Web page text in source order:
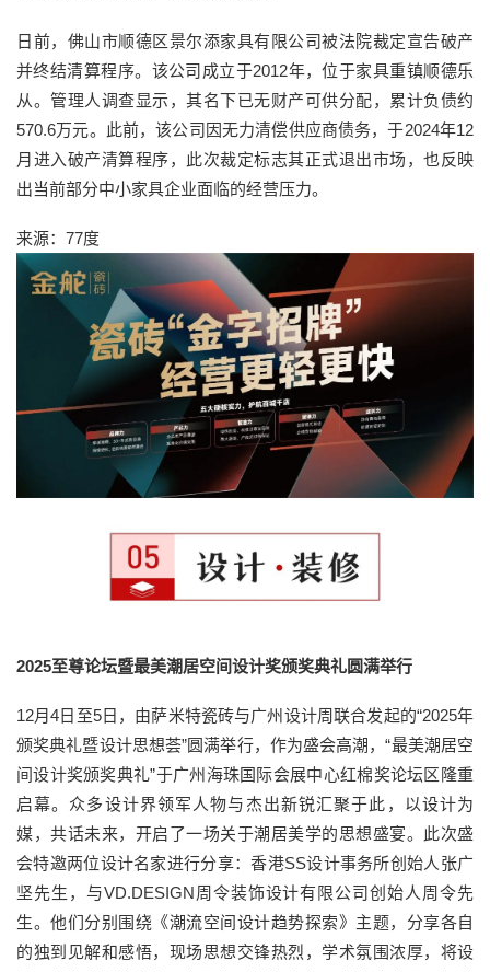
日前，佛山市顺德区景尔添家具有限公司被法院裁定宣告破产
并终结清算程序。该公司成立于2012年，位于家具重镇顺德乐
从。管理人调查显示，其名下已无财产可供分配，累计负债约
570.6万元。此前，该公司因无力清偿供应商债务，于2024年12
月进入破产清算程序，此次裁定标志其正式退出市场，也反映
出当前部分中小家具企业面临的经营压力。
来源：77度
2025至尊论坛暨最美潮居空间设计奖颁奖典礼圆满举行
12月4日至5日，由萨米特瓷砖与广州设计周联合发起的“2025年
颁奖典礼暨设计思想荟”圆满举行，作为盛会高潮，“最美潮居空
间设计奖颁奖典礼”于广州海珠国际会展中心红棉奖论坛区隆重
启幕。众多设计界领军人物与杰出新锐汇聚于此，以设计为
媒，共话未来，开启了一场关于潮居美学的思想盛宴。此次盛
会特邀两位设计名家进行分享：香港SS设计事务所创始人张广
坚先生，与VD.DESIGN周令装饰设计有限公司创始人周令先
生。他们分别围绕《潮流空间设计趋势探索》主题，分享各自
的独到见解和感悟，现场思想交锋热烈，学术氛围浓厚，将设